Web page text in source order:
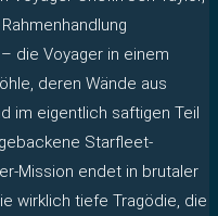
die Voyager in einem
deren Wände aus
im eigentlich saftigen Teil
Starfleet-
Mission endet in brutaler
wirklich tiefe Tragödie, die